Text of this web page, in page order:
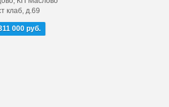
клаб, д.69
000 руб.